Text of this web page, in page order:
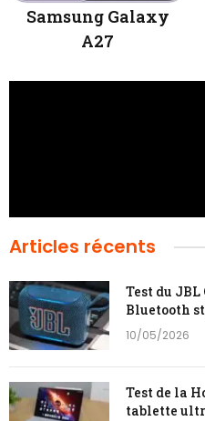
Samsung Galaxy
A27
Articles récents
Test du
Bluetooth
10/05/2026
Test de la
tablette